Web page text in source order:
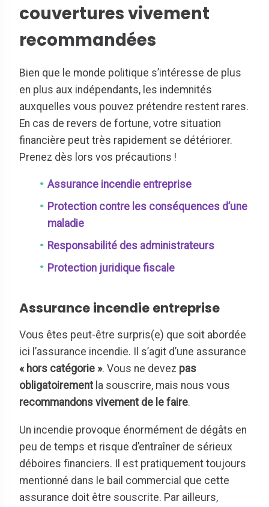
couvertures vivement
recommandées
Bien que le monde politique s’intéresse de plus
en plus aux indépendants, les indemnités
auxquelles vous pouvez prétendre restent rares.
En cas de revers de fortune, votre situation
financière peut très rapidement se détériorer.
Prenez dès lors vos précautions !
Assurance incendie entreprise
Protection contre les conséquences d’une
maladie
Responsabilité des administrateurs
Protection juridique fiscale
Assurance incendie entreprise
Vous êtes peut-être surpris(e) que soit abordée
ici l’assurance incendie. Il s’agit d’une assurance
« hors catégorie ». Vous ne devez pas
obligatoirement la souscrire, mais nous vous
recommandons vivement de le faire.
Un incendie provoque énormément de dégâts en
peu de temps et risque d’entraîner de sérieux
déboires financiers. Il est pratiquement toujours
mentionné dans le bail commercial que cette
assurance doit être souscrite. Par ailleurs,